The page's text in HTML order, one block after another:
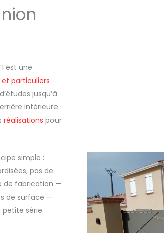
est une
particuliers
jusqu’à
intérieure
réalisations pour
simple :
pas de
de fabrication —
de surface —
série